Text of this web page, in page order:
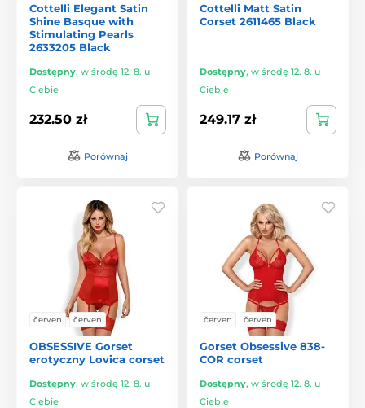
Cottelli Elegant Satin
Shine Basque with
Stimulating Pearls
2633205 Black
Dostępny, w środę 12. 8. u
Ciebie
232.50 zł
Porównaj
Cottelli Matt Satin
Corset 2611465 Black
Dostępny, w środę 12. 8. u
Ciebie
249.17 zł
Porównaj
červen červen
OBSESSIVE Gorset
erotyczny Lovica corset
Dostępny, w środę 12. 8. u
Ciebie
červen červen
Gorset Obsessive 838-
COR corset
Dostępny, w środę 12. 8. u
Ciebie